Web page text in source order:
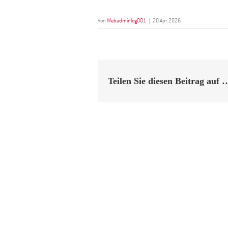
Von Webadminlog001 20.Apr..2026
Teilen Sie diesen Beitrag auf